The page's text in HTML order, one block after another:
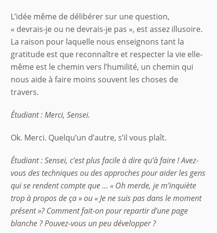
L’idée même de délibérer sur une question,
« devrais-je ou ne devrais-je pas », est assez illusoire.
La raison pour laquelle nous enseignons tant la
gratitude est que reconnaître et respecter la vie elle-
même est le chemin vers l’humilité, un chemin qui
nous aide à faire moins souvent les choses de
travers.
Étudiant : Merci, Sensei.
Ok. Merci. Quelqu’un d’autre, s’il vous plaît.
Étudiant : Sensei, c’est plus facile à dire qu’à faire ! Avez-
vous des techniques ou des approches pour aider les gens
qui se rendent compte que … « Oh merde, je m’inquiète
trop àpropos de ça » ou « Je ne suis pas dans le moment
présent »? Comment fait-on pour repartir d’une page
blanche ? Pouvez-vous un peu développer ?